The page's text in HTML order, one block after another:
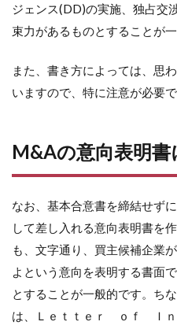
ジェンス(DD)の実施、独占交
束力があるものとすることが一
また、書き方によっては、思
いますので、特に注意が必要で
M&Aの意向表明書
なお、基本合意書を締結せず
して差し入れる意向表明書を
も、文字通り、買主候補企業
よという意向を表明する書面
とすることが一般的です。ち
は、Ｌｅｔｔｅｒ ｏｆ Ｉｎ